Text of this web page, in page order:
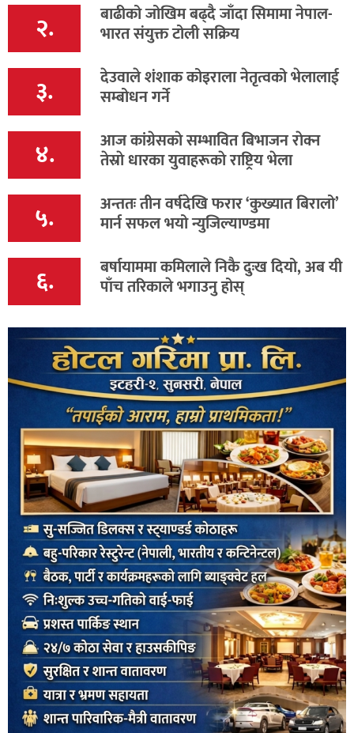
२. बाढीको जोखिम बढ्दै जाँदा सिमामा नेपाल-
भारत संयुक्त टोली सक्रिय
३. देउवाले शंशाक कोइराला नेतृत्वको भेलालाई
सम्बोधन गर्ने
४. आज कांग्रेसकाे सम्भावित बिभाजन राेक्न
तेस्राे धारका युवाहरूकाे राष्ट्रिय भेला
५. अन्ततः तीन वर्षदेखि फरार ‘कुख्यात बिरालो’
मार्न सफल भयो न्युजिल्याण्डमा
६. बर्षायाममा कमिलाले निकै दुःख दियो, अब यी
पाँच तरिकाले भगाउनु होस्